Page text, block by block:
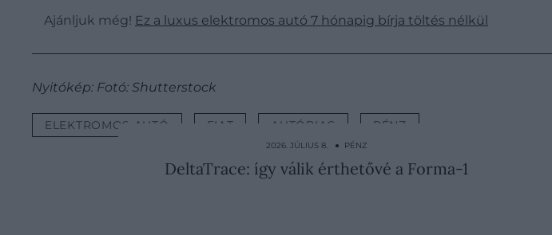
Ajánljuk még! Ez a luxus elektromos autó 7 hónapig bírja töltés nélkül
Nyitókép: Fotó: Shutterstock
ELEKTROMOS AUTÓ FIAT AUTÓPIAC PÉNZ
2026. JÚLIUS 8. ● PÉNZ
DeltaTrace: így válik érthetővé a Forma-1